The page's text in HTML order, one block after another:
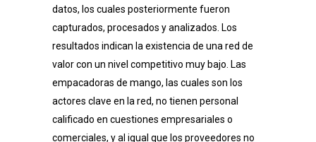
datos, los cuales posteriormente fueron
capturados, procesados y analizados. Los
resultados indican la existencia de una red de
valor con un nivel competitivo muy bajo. Las
empacadoras de mango, las cuales son los
actores clave en la red, no tienen personal
calificado en cuestiones empresariales o
comerciales, y al igual que los proveedores no